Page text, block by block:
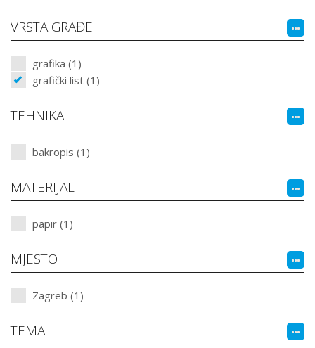
VRSTA GRAĐE
grafika (1)
grafički list (1)
TEHNIKA
bakropis (1)
MATERIJAL
papir (1)
MJESTO
Zagreb (1)
TEMA